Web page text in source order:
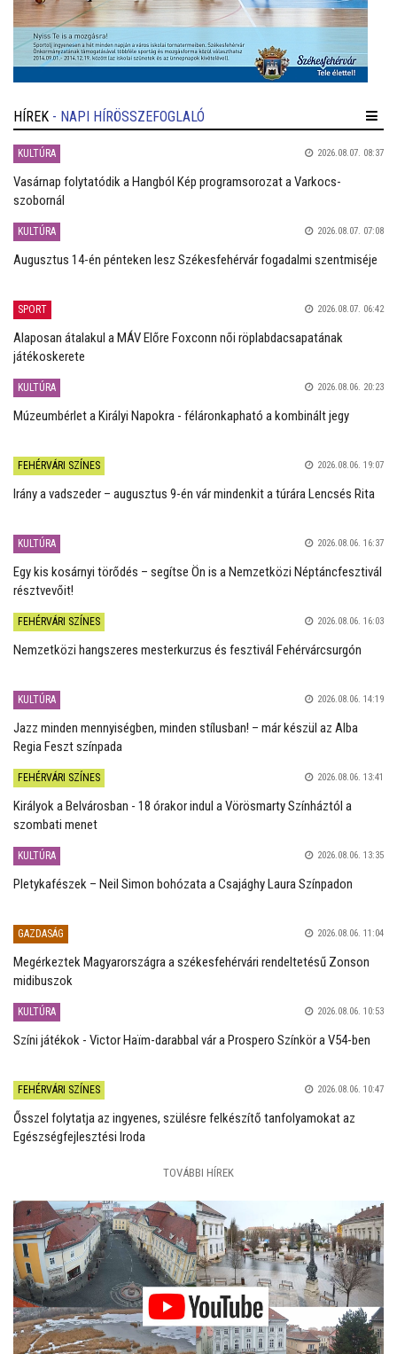
HÍREK - NAPI HÍRÖSSZEFOGLALÓ
KULTÚRA 2026.08.07. 08:37
Vasárnap folytatódik a Hangból Kép programsorozat a Varkocs-
szobornál
KULTÚRA 2026.08.07. 07:08
Augusztus 14-én pénteken lesz Székesfehérvár fogadalmi szentmiséje
SPORT 2026.08.07. 06:42
Alaposan átalakul a MÁV Előre Foxconn női röplabdacsapatának
játékoskerete
KULTÚRA 2026.08.06. 20:23
Múzeumbérlet a Királyi Napokra - féláronkapható a kombinált jegy
FEHÉRVÁRI SZÍNES 2026.08.06. 19:07
Irány a vadszeder – augusztus 9-én vár mindenkit a túrára Lencsés Rita
KULTÚRA 2026.08.06. 16:37
Egy kis kosárnyi törődés – segítse Ön is a Nemzetközi Néptáncfesztivál
résztvevőit!
FEHÉRVÁRI SZÍNES 2026.08.06. 16:03
Nemzetközi hangszeres mesterkurzus és fesztivál Fehérvárcsurgón
KULTÚRA 2026.08.06. 14:19
Jazz minden mennyiségben, minden stílusban! – már készül az Alba
Regia Feszt színpada
FEHÉRVÁRI SZÍNES 2026.08.06. 13:41
Királyok a Belvárosban - 18 órakor indul a Vörösmarty Színháztól a
szombati menet
KULTÚRA 2026.08.06. 13:35
Pletykafészek – Neil Simon bohózata a Csajághy Laura Színpadon
GAZDASÁG 2026.08.06. 11:04
Megérkeztek Magyarországra a székesfehérvári rendeltetésű Zonson
midibuszok
KULTÚRA 2026.08.06. 10:53
Színi játékok - Victor Haïm-darabbal vár a Prospero Színkör a V54-ben
FEHÉRVÁRI SZÍNES 2026.08.06. 10:47
Ősszel folytatja az ingyenes, szülésre felkészítő tanfolyamokat az
Egészségfejlesztési Iroda
TOVÁBBI HÍREK